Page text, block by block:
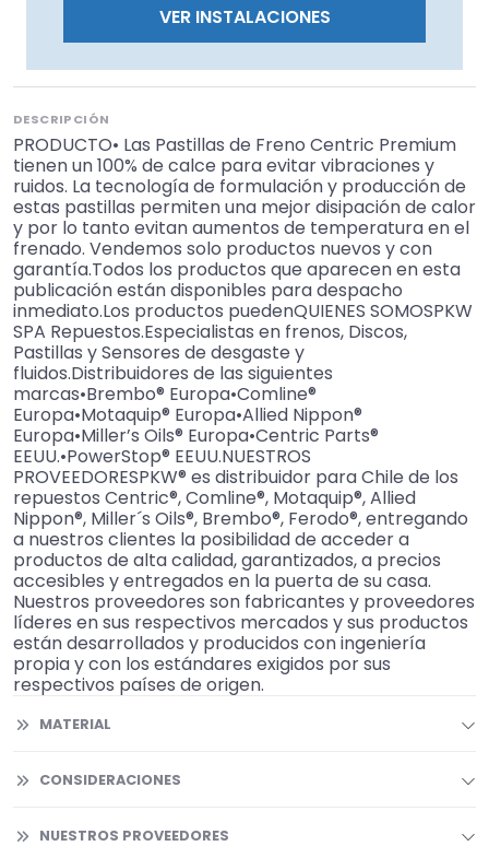
VER INSTALACIONES
DESCRIPCIÓN
PRODUCTO• Las Pastillas de Freno Centric Premium
tienen un 100% de calce para evitar vibraciones y
ruidos. La tecnología de formulación y producción de
estas pastillas permiten una mejor disipación de calor
y por lo tanto evitan aumentos de temperatura en el
frenado. Vendemos solo productos nuevos y con
garantía.Todos los productos que aparecen en esta
publicación están disponibles para despacho
inmediato.Los productos puedenQUIENES SOMOSPKW
SPA Repuestos.Especialistas en frenos, Discos,
Pastillas y Sensores de desgaste y
fluidos.Distribuidores de las siguientes
marcas•Brembo® Europa•Comline®
Europa•Motaquip® Europa•Allied Nippon®
Europa•Miller’s Oils® Europa•Centric Parts®
EEUU.•PowerStop® EEUU.NUESTROS
PROVEEDORESPKW® es distribuidor para Chile de los
repuestos Centric®, Comline®, Motaquip®, Allied
Nippon®, Miller´s Oils®, Brembo®, Ferodo®, entregando
a nuestros clientes la posibilidad de acceder a
productos de alta calidad, garantizados, a precios
accesibles y entregados en la puerta de su casa.
Nuestros proveedores son fabricantes y proveedores
líderes en sus respectivos mercados y sus productos
están desarrollados y producidos con ingeniería
propia y con los estándares exigidos por sus
respectivos países de origen.
MATERIAL
CONSIDERACIONES
NUESTROS PROVEEDORES